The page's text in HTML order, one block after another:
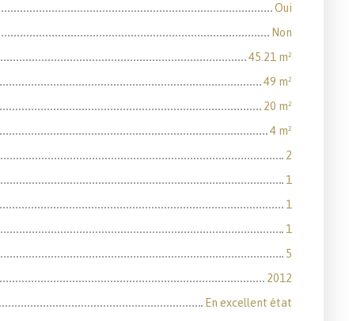
Oui
Non
45.21 m²
49 m²
20 m²
4 m²
2
1
1
1
5
2012
En excellent état